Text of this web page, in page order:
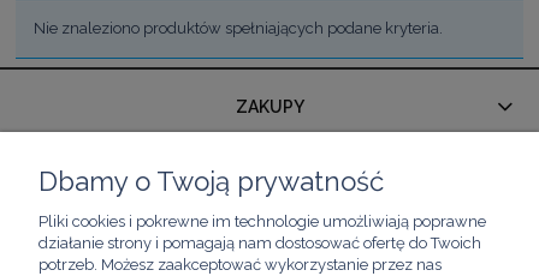
Nie znaleziono produktów spełniających podane kryteria.
ZAKUPY
POMOC
MOJE KONTO
Dbamy o Twoją prywatność
Pliki cookies i pokrewne im technologie umożliwiają poprawne
działanie strony i pomagają nam dostosować ofertę do Twoich
potrzeb. Możesz zaakceptować wykorzystanie przez nas